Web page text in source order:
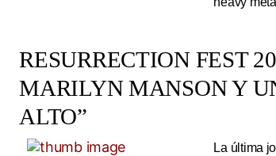
RESURRECTION FEST
MARILYN MANSON Y
ALTO”
La última